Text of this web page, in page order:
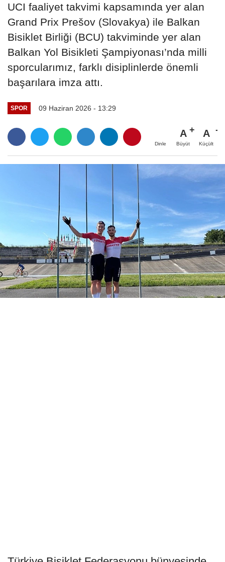
UCI faaliyet takvimi kapsamında yer alan
Grand Prix Prešov (Slovakya) ile Balkan
Bisiklet Birliği (BCU) takviminde yer alan
Balkan Yol Bisikleti Şampiyonası’nda milli
sporcularımız, farklı disiplinlerde önemli
başarılara imza attı.
SPOR 09 Haziran 2026 - 13:29
Dinle
A
Büyüt
A
Küçült